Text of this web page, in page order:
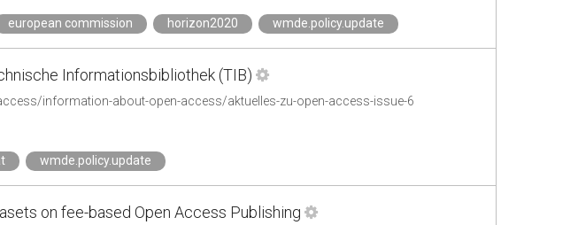
european commission horizon2020 wmde.policy.update
Informationsbibliothek (TIB)
information-about-open-access/aktuelles-zu-open-access-issue-6
wmde.policy.update
on fee-based Open Access Publishing